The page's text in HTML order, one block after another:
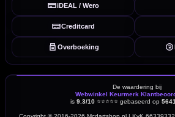
iDEAL / Wero
Creditcard
Overboeking
De waardering bij
Webwinkel Keurmerk
is 9.3/10 ⭐⭐⭐⭐⭐ gebaseerd op